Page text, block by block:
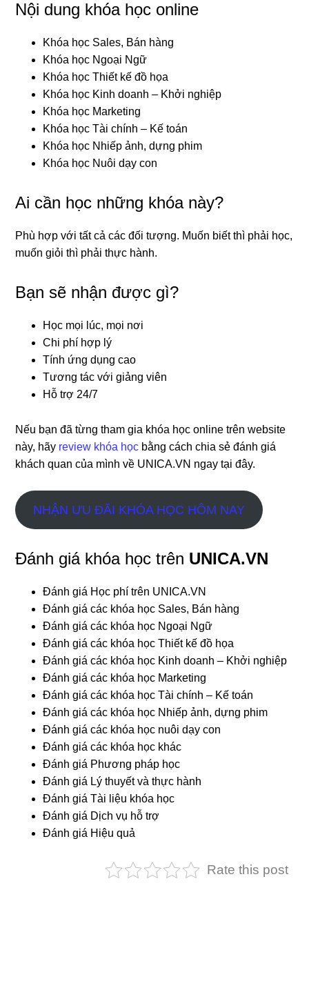
Nội dung khóa học online
Khóa học Sales, Bán hàng
Khóa học Ngoại Ngữ
Khóa học Thiết kế đồ họa
Khóa học Kinh doanh – Khởi nghiệp
Khóa học Marketing
Khóa học Tài chính – Kế toán
Khóa học Nhiếp ảnh, dựng phim
Khóa học Nuôi dạy con
Ai cần học những khóa này?
Phù hợp với tất cả các đối tượng. Muốn biết thì phải học,
muốn giỏi thì phải thực hành.
Bạn sẽ nhận được gì?
Học mọi lúc, mọi nơi
Chi phí hợp lý
Tính ứng dụng cao
Tương tác với giảng viên
Hỗ trợ 24/7
Nếu bạn đã từng tham gia khóa học online trên website
này, hãy review khóa học bằng cách chia sẻ đánh giá
khách quan của mình về UNICA.VN ngay tại đây.
NHẬN ƯU ĐÃI KHÓA HỌC HÔM NAY
Đánh giá khóa học trên UNICA.VN
Đánh giá Học phí trên UNICA.VN
Đánh giá các khóa học Sales, Bán hàng
Đánh giá các khóa học Ngoại Ngữ
Đánh giá các khóa học Thiết kế đồ họa
Đánh giá các khóa học Kinh doanh – Khởi nghiệp
Đánh giá các khóa học Marketing
Đánh giá các khóa học Tài chính – Kế toán
Đánh giá các khóa học Nhiếp ảnh, dựng phim
Đánh giá các khóa học nuôi dạy con
Đánh giá các khóa học khác
Đánh giá Phương pháp học
Đánh giá Lý thuyết và thực hành
Đánh giá Tài liệu khóa học
Đánh giá Dịch vụ hỗ trợ
Đánh giá Hiệu quả
Rate this post